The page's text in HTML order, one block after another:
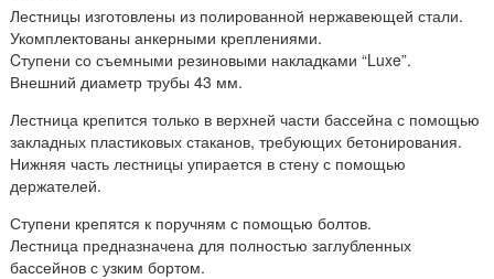
Лестницы изготовлены из полированной нержавеющей стали.
Укомплектованы анкерными креплениями.
Cтупени со съемными резиновыми накладками “Luxe”.
Внешний диаметр трубы 43 мм.
Лестница крепится только в верхней части бассейна с помощью
закладных пластиковых стаканов, требующих бетонирования.
Нижняя часть лестницы упирается в стену с помощью
держателей.
Ступени крепятся к поручням с помощью болтов.
Лестница предназначена для полностью заглубленных
бассейнов с узким бортом.